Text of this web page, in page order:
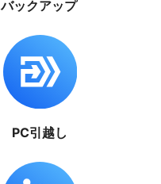
バックアップ
PC引越し